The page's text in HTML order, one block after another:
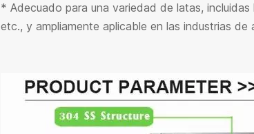
* Adecuado para una variedad de latas,
etc., y ampliamente aplicable en las industrias